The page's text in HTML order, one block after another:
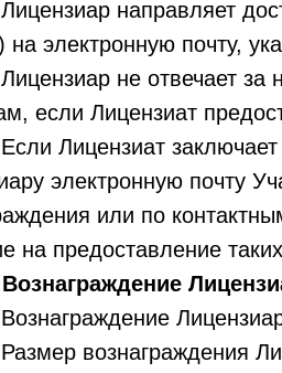
направляет
на электронную почту,
не отвечает за
если Лицензиат
Лицензиат заключает
электронную почту
или по
на предоставление
вознаграждения